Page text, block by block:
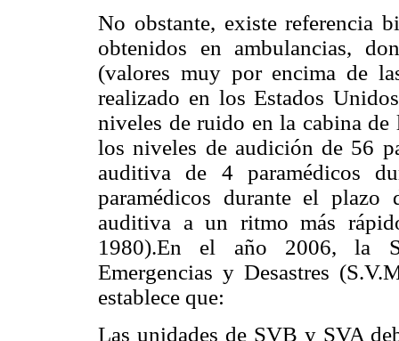
No obstante, existe referencia
obtenidos en ambulancias,
(valores muy por encima de
realizado en los Estados
niveles de ruido en la cabina de
los niveles de audición de 56
auditiva de 4 paramédicos
paramédicos durante el plazo
auditiva a un ritmo más
1980).En el año 2006, la
Emergencias y Desastres
establece que:
Las unidades de SVB y SVA